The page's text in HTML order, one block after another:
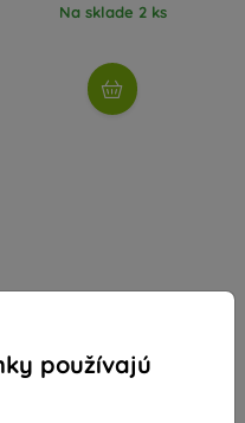
používajú
Na sklade 2 ks